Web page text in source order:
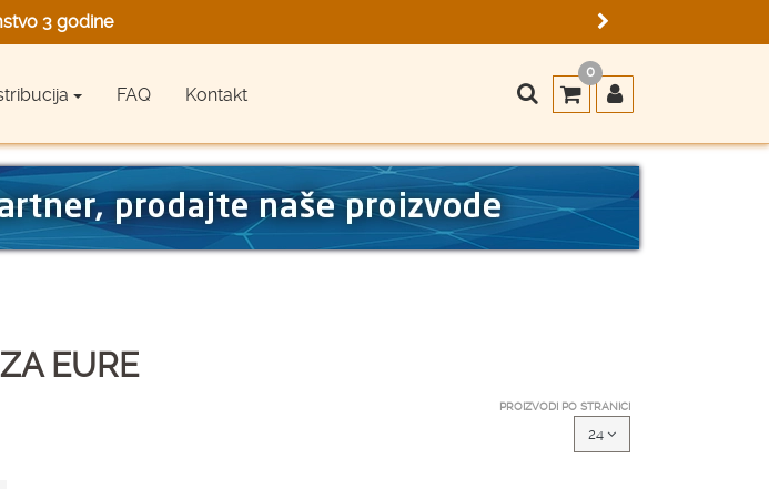
3 godine
in Germany
Germany
FAQ Kontakt
0
EURE
PROIZVODI PO STRANICI
24